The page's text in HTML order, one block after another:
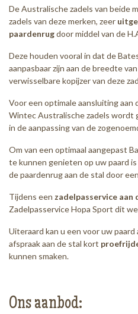
De Australische zadels van beide
zadels van deze merken, zeer
paardenrugdoor middel van de
Deze houden vooral in dat de
aanpasbaar zijn aan de breedte
verwisselbare kopijzer van deze
Voor een optimale aansluiting aan
Wintec Australische zadels wordt
in de aanpassing van de
Om van een optimaal aangepast
te kunnen genieten op uw paard
de paardenrug aan de stal door
Tijdens een zadelpasservice aan
Zadelpasservice Hopa Sport dit
Uiteraard kan u een voor uw
afspraak aan de stal kort
kunnen smaken.
Ons aanbod: